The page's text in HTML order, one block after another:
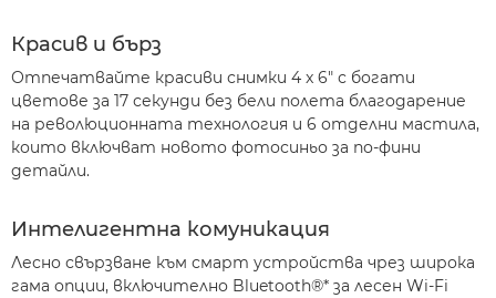
Красив и бърз
Отпечатвайте красиви снимки 4 x 6" с богати
цветове за 17 секунди без бели полета благодарение
на революционната технология и 6 отделни мастила,
които включват новото фотосиньо за по-фини
детайли.
Интелигентна комуникация
Лесно свързване към смарт устройства чрез широка
гама опции, включително Bluetooth®* за лесен Wi-Fi